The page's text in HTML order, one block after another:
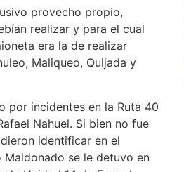
provecho propio,
realizar y para el cual
era la de realizar
Maliqueo, Quijada y
por incidentes en la Ruta 40
Nahuel. Si bien no fue
identificar en el
Maldonado se le detuvo en